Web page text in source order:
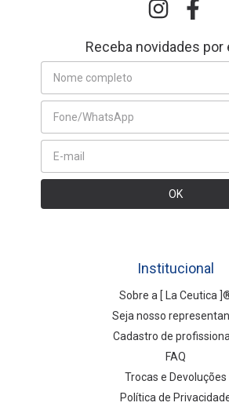
Receba novidades por
Institucional
Sobre a [ La Ceutica
Seja nosso
Cadastro de
FAQ
Trocas e Devoluções
Política de